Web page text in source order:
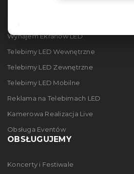
Wynajem Ekranów LED
Telebimy LED Wewnętrzne
Telebimy LED Zewnętrzne
Telebimy LED Mobilne
Reklama na Telebimach LED
Kamerowa Realizacja Live
Obsługa Eventów
OBSŁUGUJEMY
Koncerty i Festiwale